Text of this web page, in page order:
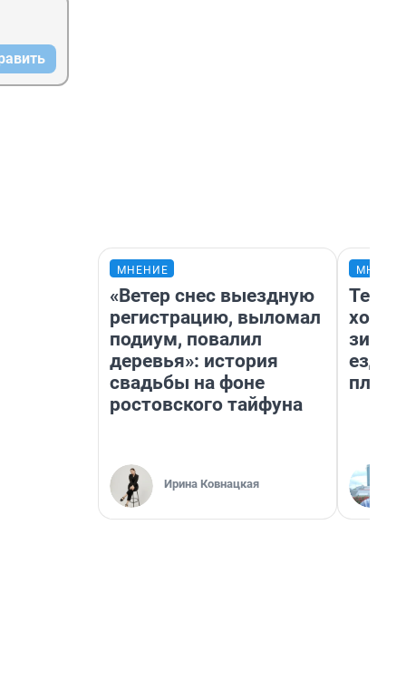
МНЕНИЕ
«Ветер снес выездную
регистрацию, выломал
подиум, повалил
деревья»: история
свадьбы на фоне
ростовского тайфуна
Ирина Ковнацкая
ездит